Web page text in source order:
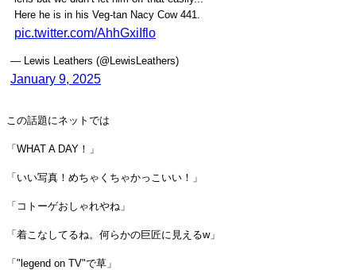
Here he is in his Veg-tan Nacy Cow 441.
pic.twitter.com/AhhGxiIflo
— Lewis Leathers (@LewisLeathers)
January 9, 2025
この話題にネットでは
「WHAT A DAY！」
「いい写真！めちゃくちゃかっこいい！」
「コトーゲおしゃれやね」
「着こなしてるね。何らかの巨匠に見えるw」
「"legend on TV"で草」